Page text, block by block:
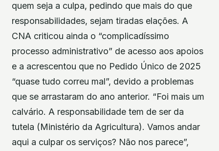
quem seja a culpa, pedindo que mais do que
responsabilidades, sejam tiradas elações. A
CNA criticou ainda o “complicadíssimo
processo administrativo” de acesso aos apoios
e a acrescentou que no Pedido Único de 2025
“quase tudo correu mal”, devido a problemas
que se arrastaram do ano anterior. “Foi mais um
calvário. A responsabilidade tem de ser da
tutela (Ministério da Agricultura). Vamos andar
aqui a culpar os serviços? Não nos parece”,